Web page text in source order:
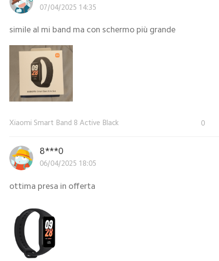
07/04/2025 14:35
simile al mi band ma con schermo più grande
Xiaomi Smart Band 8 Active Black 0
8***0
06/04/2025 18:05
ottima presa in offerta